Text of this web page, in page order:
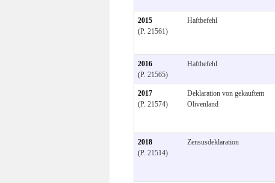
2015
(P. 21561)
Haftbefehl
2016
(P. 21565)
Haftbefehl
2017
(P. 21574)
Deklaration von gekauftem
Olivenland
2018
(P. 21514)
Zensusdeklaration